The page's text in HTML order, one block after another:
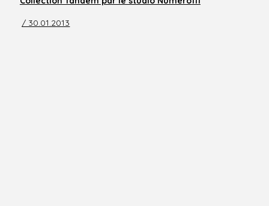
/ 30.01.2013